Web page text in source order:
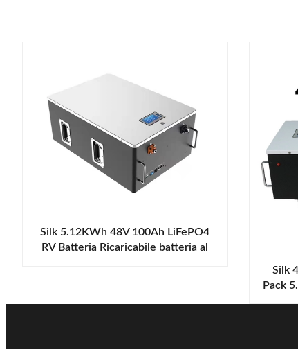
Silk 5.12KWh 48V 100Ah LiFePO4
RV Batteria Ricaricabile batteria al
Silk
Pack